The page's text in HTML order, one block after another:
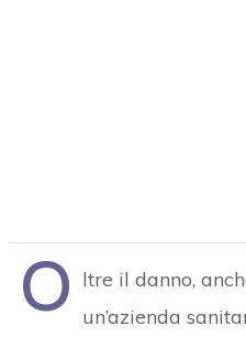
O ltre il danno,
un’azienda